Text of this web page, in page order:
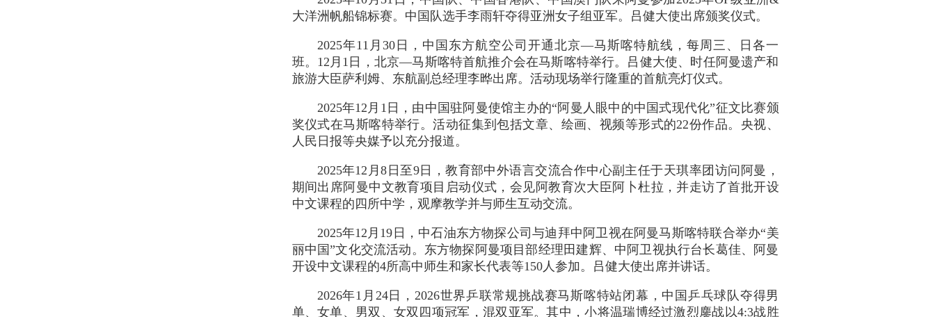
大洋洲帆船锦标赛。中国队选手李雨轩夺得亚洲女子组亚军。吕健大使出席颁奖仪式。
2025年11月30日，中国东方航空公司开通北京—马斯喀特航线，每周三、日各一
班。12月1日，北京—马斯喀特首航推介会在马斯喀特举行。吕健大使、时任阿曼遗产和
旅游大臣萨利姆、东航副总经理李晔出席。活动现场举行隆重的首航亮灯仪式。
2025年12月1日，由中国驻阿曼使馆主办的“阿曼人眼中的中国式现代化”征文比赛颁
奖仪式在马斯喀特举行。活动征集到包括文章、绘画、视频等形式的22份作品。央视、
人民日报等央媒予以充分报道。
2025年12月8日至9日，教育部中外语言交流合作中心副主任于天琪率团访问阿曼，
期间出席阿曼中文教育项目启动仪式，会见阿教育次大臣阿卜杜拉，并走访了首批开设
中文课程的四所中学，观摩教学并与师生互动交流。
2025年12月19日，中石油东方物探公司与迪拜中阿卫视在阿曼马斯喀特联合举办“美
丽中国”文化交流活动。东方物探阿曼项目部经理田建辉、中阿卫视执行台长葛佳、阿曼
开设中文课程的4所高中师生和家长代表等150人参加。吕健大使出席并讲话。
2026年1月24日，2026世界乒联常规挑战赛马斯喀特站闭幕，中国乒乓球队夺得男
单、女单、男双、女双四项冠军，混双亚军。其中，小将温瑞博经过激烈鏖战以4:3战胜